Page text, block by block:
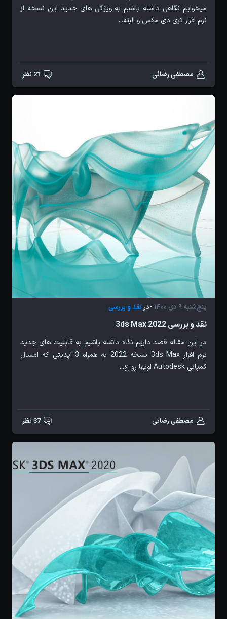
میخوایم نگاهی داشته باشیم به ویژگی های جدید این نسخه از
نرم افزار تری دی مکس و البته...
مصطفی رضائی 21 نظر
پنج‌شنبه 9 دی 1400 - در نقد و بررسی
نقد و بررسی 3ds Max 2022
در این مقاله قصد داریم نگاه داشته باشیم به قابلیت های جدید
نرم افزار 3ds Max نسخه 2022 به همراه 3 آپدیتی که امسال
کمپانی Autodesk اونها رو ع...
مصطفی رضائی 37 نظر